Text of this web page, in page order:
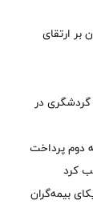
بر ارتقای
گردشگری در
دوم پرداخت
كرد
بیمه‌گران